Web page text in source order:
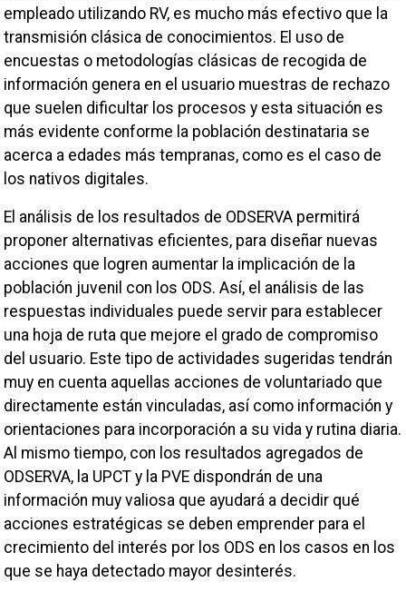
empleado utilizando RV, es mucho más efectivo que la
transmisión clásica de conocimientos. El uso de
encuestas o metodologías clásicas de recogida de
información genera en el usuario muestras de rechazo
que suelen dificultar los procesos y esta situación es
más evidente conforme la población destinataria se
acerca a edades más tempranas, como es el caso de
los nativos digitales.
El análisis de los resultados de ODSERVA permitirá
proponer alternativas eficientes, para diseñar nuevas
acciones que logren aumentar la implicación de la
población juvenil con los ODS. Así, el análisis de las
respuestas individuales puede servir para establecer
una hoja de ruta que mejore el grado de compromiso
del usuario. Este tipo de actividades sugeridas tendrán
muy en cuenta aquellas acciones de voluntariado que
directamente están vinculadas, así como información y
orientaciones para incorporación a su vida y rutina diaria.
Al mismo tiempo, con los resultados agregados de
ODSERVA, la UPCT y la PVE dispondrán de una
información muy valiosa que ayudará a decidir qué
acciones estratégicas se deben emprender para el
crecimiento del interés por los ODS en los casos en los
que se haya detectado mayor desinterés.